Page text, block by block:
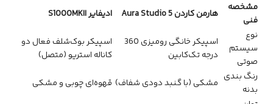
مشخصه
فنی
هارمن کاردن Aura Studio 5
ادیفایر S1000MKII
نوع
سیستم
صوتی
اسپیکر خانگی رومیزی 360
درجه تک‌کابین
اسپیکر بوک‌شلف فعال دو
کاناله استریو (متصل)
رنگ بندی
بدنه
مشکی (با گنبد دودی شفاف) قهوه‌ای چوبی و مشکی